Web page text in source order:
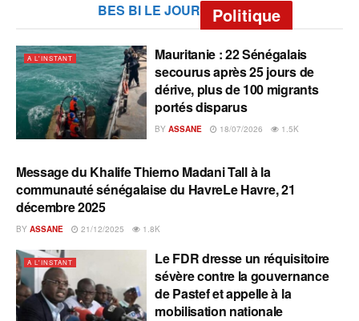
BES BI LE JOUR Politique
A L'INSTANT
Mauritanie : 22 Sénégalais
secourus après 25 jours de
dérive, plus de 100 migrants
portés disparus
BY ASSANE 18/07/2026 1.5K
A L'INSTANT
Message du Khalife Thierno Madani Tall à la
communauté sénégalaise du HavreLe Havre, 21
décembre 2025
BY ASSANE 21/12/2025 1.8K
A L'INSTANT
Le FDR dresse un réquisitoire
sévère contre la gouvernance
de Pastef et appelle à la
mobilisation nationale